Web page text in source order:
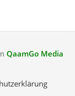
QaamGo Media